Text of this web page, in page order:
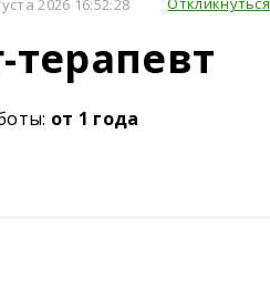
2026 16:52:28
терапевт
от 1 года